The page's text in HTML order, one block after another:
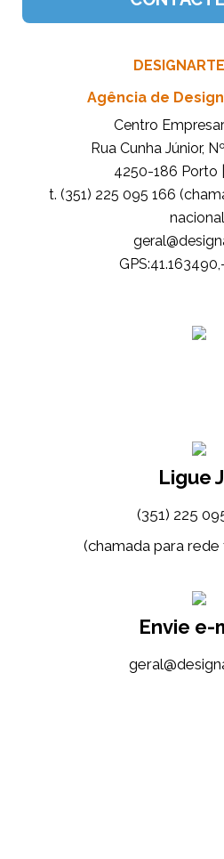
Agência de
Centro
Rua Cunha Júnior,
4250-186 Porto
t. (351) 225 095 166
Ligue
(351) 225
(chamada para rede
Envie e-